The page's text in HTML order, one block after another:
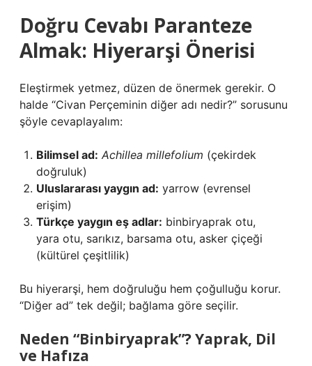
Doğru Cevabı Paranteze
Almak: Hiyerarşi Önerisi
Eleştirmek yetmez, düzen de önermek gerekir. O
halde “Civan Perçeminin diğer adı nedir?” sorusunu
şöyle cevaplayalım:
Bilimsel ad: Achillea millefolium (çekirdek
doğruluk)
Uluslararası yaygın ad: yarrow (evrensel
erişim)
Türkçe yaygın eş adlar: binbiryaprak otu,
yara otu, sarıkız, barsama otu, asker çiçeği
(kültürel çeşitlilik)
Bu hiyerarşi, hem doğruluğu hem çoğulluğu korur.
“Diğer ad” tek değil; bağlama göre seçilir.
Neden “Binbiryaprak”? Yaprak, Dil
ve Hafıza